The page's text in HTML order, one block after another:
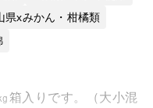
県xみかん・柑橘類
箱入りです。（大小混